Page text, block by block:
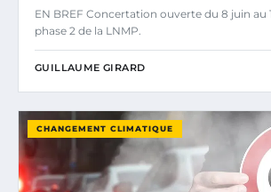
EN BREF Concertation ouverte du 8 juin au
phase 2 de la LNMP.
GUILLAUME GIRARD
CHANGEMENT CLIMATIQUE